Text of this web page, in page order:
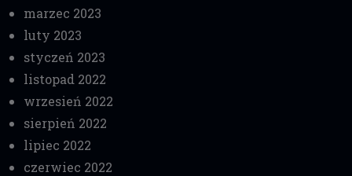
marzec 2023
luty 2023
styczeń 2023
listopad 2022
wrzesień 2022
sierpień 2022
lipiec 2022
czerwiec 2022